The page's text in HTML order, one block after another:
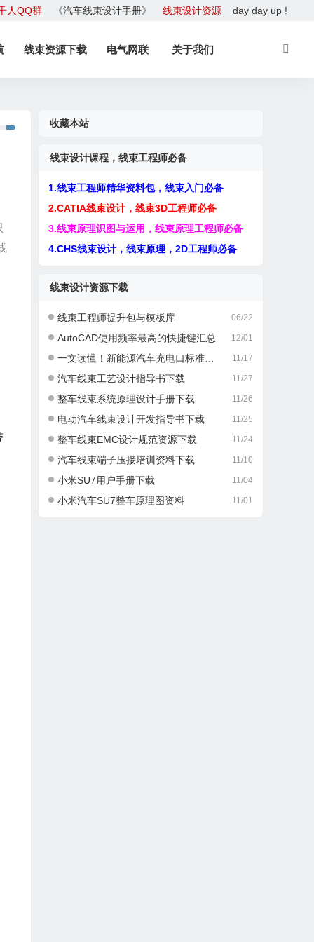
人QQ群 《汽车线束设计手册》 线束设计资源 day day up !
线束资源下载 电气网联 关于我们
收藏本站
线束设计课程，线束工程师必备
1.线束工程师精华资料包，线束入门必备
2.CATIA线束设计，线束3D工程师必备
3.线束原理识图与运用，线束原理工程师必备
4.CHS线束设计，线束原理，2D工程师必备
线束设计资源下载
06/22
线束工程师提升包与模板库
12/01
AutoCAD使用频率最高的快捷键汇总
11/17
一文读懂！新能源汽车充电口标准那些事儿
11/27
汽车线束工艺设计指导书下载
11/26
整车线束系统原理设计手册下载
11/25
电动汽车线束设计开发指导书下载
11/24
整车线束EMC设计规范资源下载
11/10
汽车线束端子压接培训资料下载
11/04
小米SU7用户手册下载
11/01
小米汽车SU7整车原理图资料